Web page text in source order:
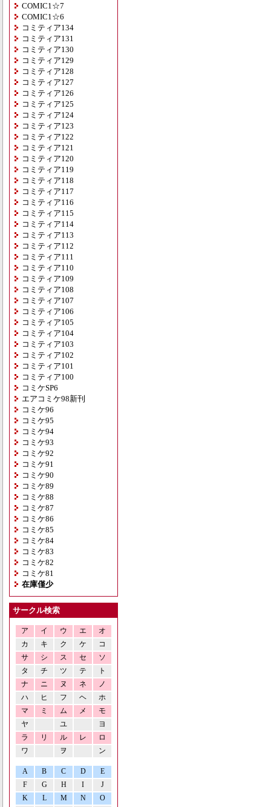
COMIC1☆7
COMIC1☆6
コミティア134
コミティア131
コミティア130
コミティア129
コミティア128
コミティア127
コミティア126
コミティア125
コミティア124
コミティア123
コミティア122
コミティア121
コミティア120
コミティア119
コミティア118
コミティア117
コミティア116
コミティア115
コミティア114
コミティア113
コミティア112
コミティア111
コミティア110
コミティア109
コミティア108
コミティア107
コミティア106
コミティア105
コミティア104
コミティア103
コミティア102
コミティア101
コミティア100
コミケSP6
エアコミケ98新刊
コミケ96
コミケ95
コミケ94
コミケ93
コミケ92
コミケ91
コミケ90
コミケ89
コミケ88
コミケ87
コミケ86
コミケ85
コミケ84
コミケ83
コミケ82
コミケ81
在庫僅少
サークル検索
ア イ ウ エ
オ
カ
キ ク ケ
コ
サ
シ ス セ
ソ
タ
チ ツ テ
ト
ナ
ニ ヌ ネ
ノ
ハ
ヒ フ ヘ
ホ
マ
ミ ム メ
モ
ヤ
ユ
ヨ
ラ
リ ル レ
ロ
ワ
ヲ ン
A B C D
E
F
G H I
J
K
L M N O